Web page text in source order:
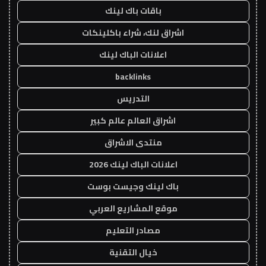
باقات باك لينك
اشراق لنك، شراء باكلينكات
اعلانات الباك لينك
backlinks
التدريس
اشراق العالم عالم كبير
منتدى الاشراق
اعلانات الباك لينك 2026
باك لينك وجيست بوست
موقع المشاريع العربي
مصادر التعليم
خيال التقنية